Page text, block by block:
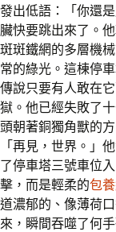
發出低語：「你還
臟快要跳出來了。
斑斑鐵網的多層機
常的綠光。這棟停
傳說只要有人敢在
獄。他已經失敗了
頭朝著銅獨角獸的
「再見，世界。」
了停車塔三號車位
擊，而是輕柔的包
道濃郁的、像薄荷
來，瞬間吞噬了何